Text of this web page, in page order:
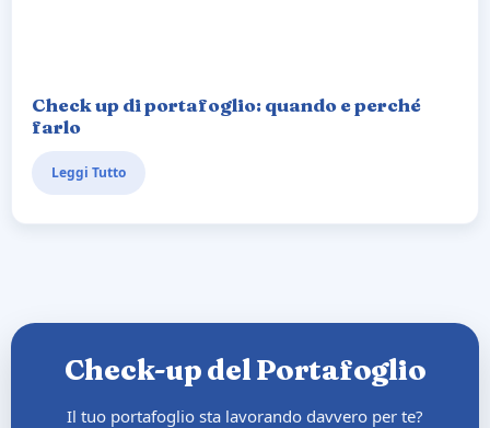
Check up di portafoglio: quando e perché
farlo
Leggi Tutto
Check-up del Portafoglio
Il tuo portafoglio sta lavorando davvero per te?